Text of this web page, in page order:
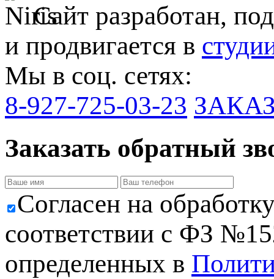
Сайт разработан,
и продвигается в
Мы в соц. сетях:
8-927-725-03-23
Заказать обратный
Cогласен на
соответствии с ФЗ
определенных в